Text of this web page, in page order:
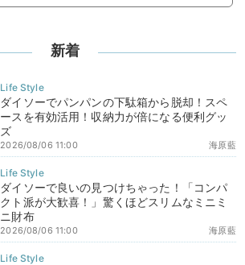
新着
ダイソーでパンパンの下駄箱から脱却！スペ
ースを有効活用！収納力が倍になる便利グッ
ズ
海原藍
2026/08/06 11:00
ダイソーで良いの見つけちゃった！「コンパ
クト派が大歓喜！」驚くほどスリムなミニミ
ニ財布
海原藍
2026/08/06 11:00